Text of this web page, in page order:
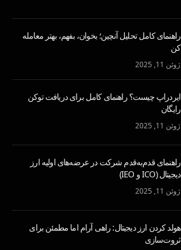
راهنمای کامل تحلیل آنچین؛ بخوان، بفهم، بهتر معامله
کن
ژوئن 11, 2025
ایردراپ چیست؟ راهنمای کامل برای دریافت توکن
رایگان
ژوئن 11, 2025
راهنمای قدم‌به‌قدم شرکت در عرضه‌های اولیه ارز
دیجیتال (ICO و IEO)
ژوئن 11, 2025
هولد کردن ارز دیجیتال: راهی آرام اما مطمئن برای
ثروت‌سازی